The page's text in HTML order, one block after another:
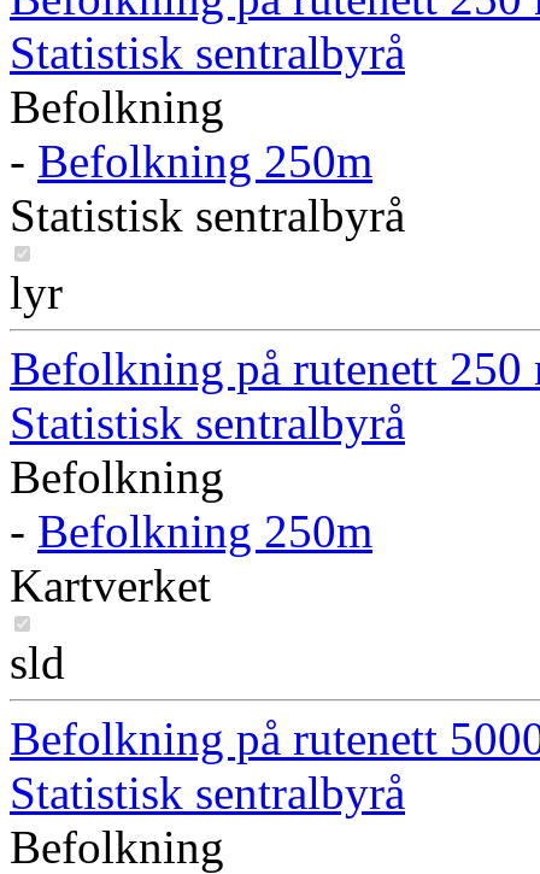
Statistisk sentralbyrå
Befolkning
- Befolkning 250m
Statistisk sentralbyrå
lyr
Befolkning på rutenett 250
Statistisk sentralbyrå
Befolkning
- Befolkning 250m
Kartverket
sld
Befolkning på rutenett
Statistisk sentralbyrå
Befolkning